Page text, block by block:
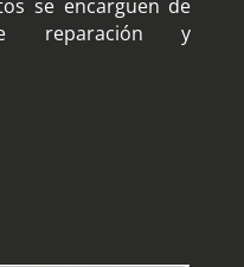
se encarguen de
reparación y